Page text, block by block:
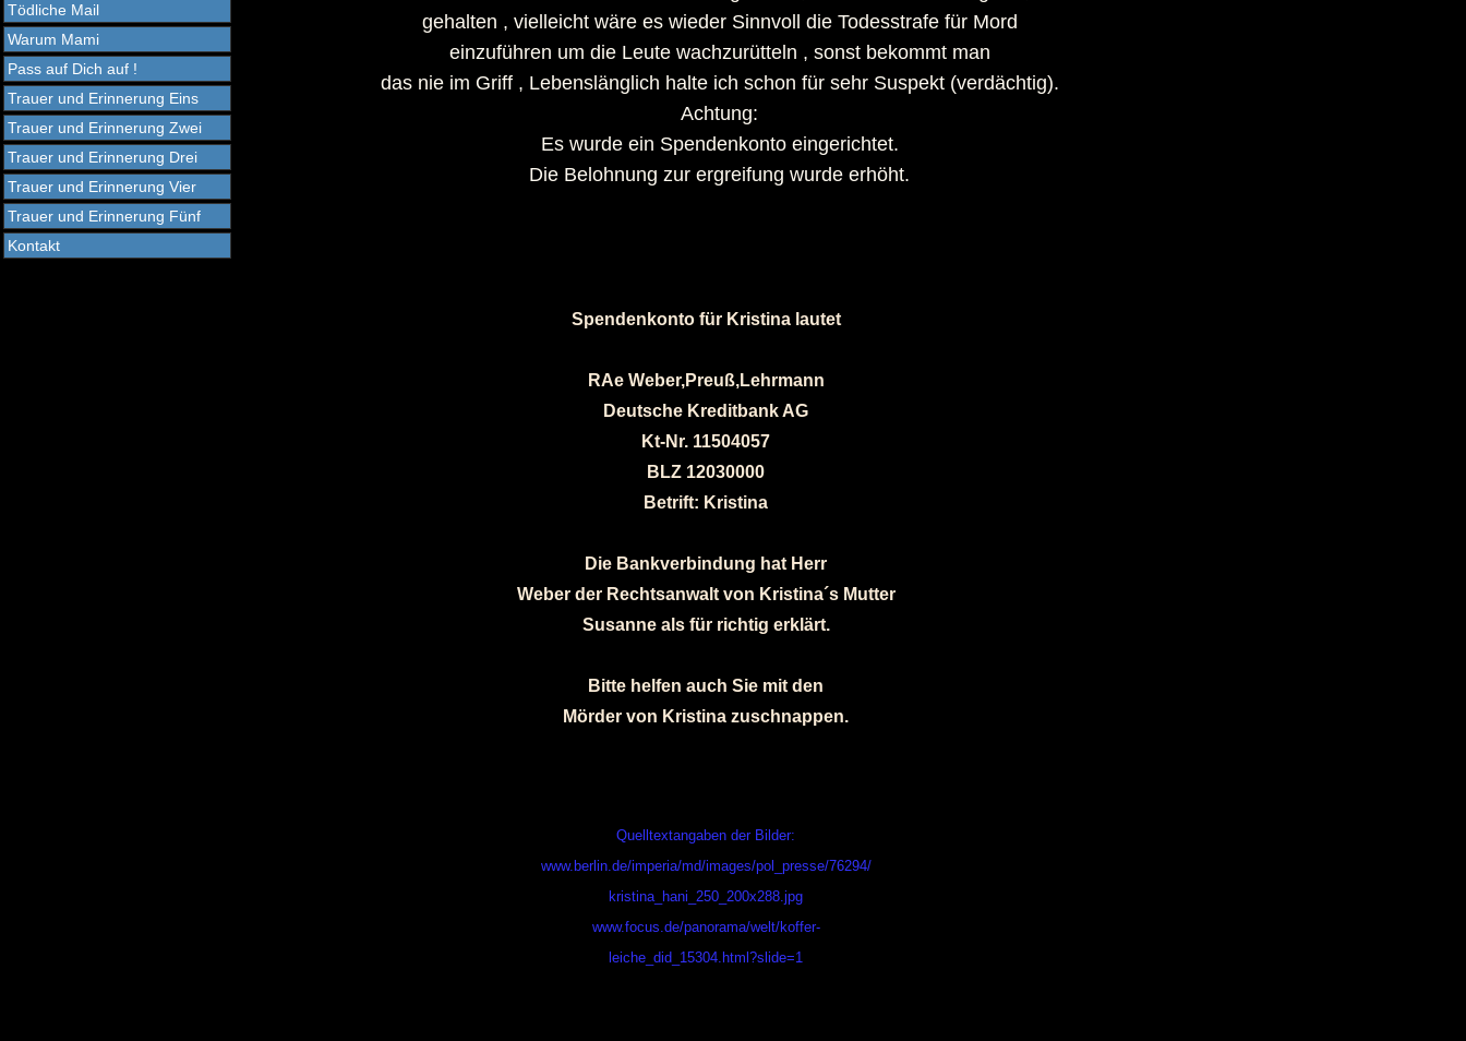
Tödliche Mail
Warum Mami
Pass auf Dich auf !
Trauer und Erinnerung Eins
Trauer und Erinnerung Zwei
Trauer und Erinnerung Drei
Trauer und Erinnerung Vier
Trauer und Erinnerung Fünf
Kontakt
gehalten , vielleicht wäre es wieder Sinnvoll die Todesstrafe für Mord
einzuführen um die Leute wachzurütteln , sonst bekommt man
das nie im Griff , Lebenslänglich halte ich schon für sehr Suspekt (verdächtig).
Achtung:
Es wurde ein Spendenkonto eingerichtet.
Die Belohnung zur ergreifung wurde erhöht.
Spendenkonto für Kristina lautet
RAe Weber,Preuß,Lehrmann
Deutsche Kreditbank AG
Kt-Nr. 11504057
BLZ 12030000
Betrift: Kristina
Die Bankverbindung hat Herr
Weber der Rechtsanwalt von Kristina´s Mutter
Susanne als für richtig erklärt.
Bitte helfen auch Sie mit den
Mörder von Kristina zuschnappen.
Quelltextangaben der Bilder:
www.berlin.de/imperia/md/images/pol_presse/76294/
kristina_hani_250_200x288.jpg
www.focus.de/panorama/welt/koffer-
leiche_did_15304.html?slide=1